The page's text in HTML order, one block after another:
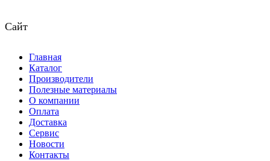
Сайт
Главная
Каталог
Производители
Полезные материалы
О компании
Оплата
Доставка
Сервис
Новости
Контакты